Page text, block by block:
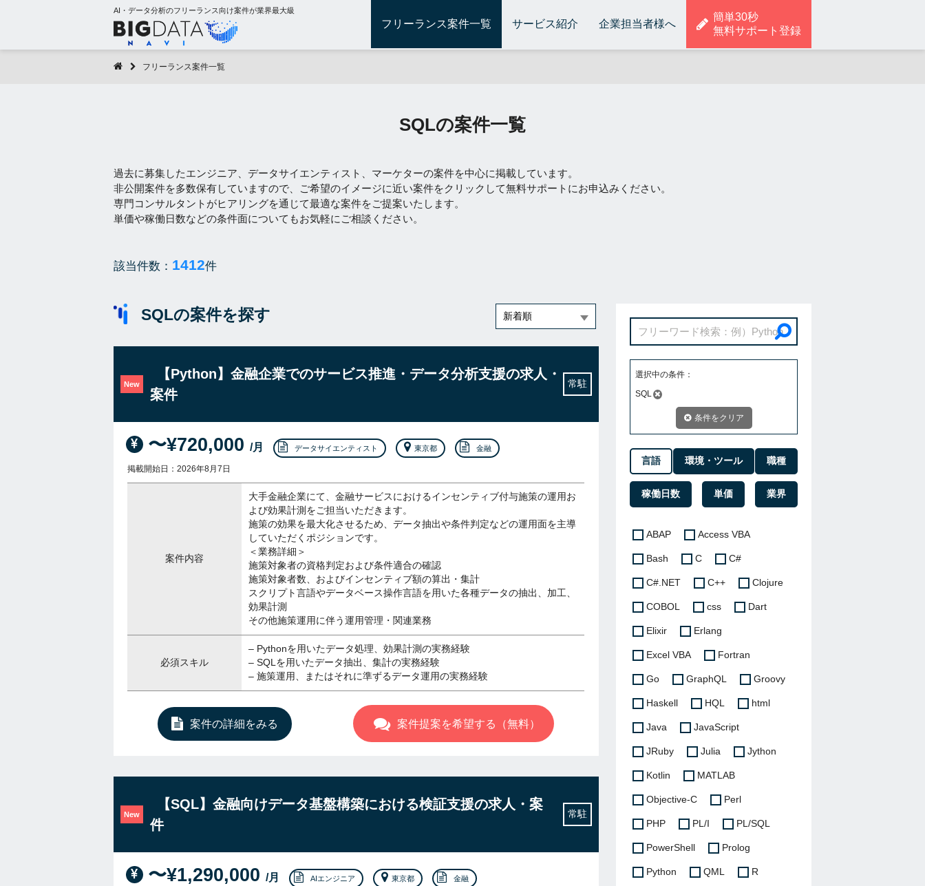
AI・データ分析のフリーランス向け案件が業界最大級
フリーランス案件一覧 サービス紹介 企業担当者様へ
簡単30秒
無料サポート登録
フリーランス案件一覧
SQLの案件一覧
過去に募集したエンジニア、データサイエンティスト、マーケターの案件を中心に掲載しています。
非公開案件を多数保有していますので、ご希望のイメージに近い案件をクリックして無料サポートにお申込みください。
専門コンサルタントがヒアリングを通じて最適な案件をご提案いたします。
単価や稼働日数などの条件面についてもお気軽にご相談ください。
該当件数： 1412件
選択中の条件：
SQL
条件をクリア
言語 環境・ツール 職種
稼働日数 単価 業界
ABAP Access VBA
Bash C C#
C#.NET C++ Clojure
COBOL css Dart
Elixir Erlang
Excel VBA Fortran
Go GraphQL Groovy
Haskell HQL html
Java JavaScript
JRuby Julia Jython
Kotlin MATLAB
Objective-C Perl
PHP PL/I PL/SQL
PowerShell Prolog
Python QML R
SQLの案件を探す
New
【Python】金融企業でのサービス推進・データ分析支援の求人・
案件
常駐
〜¥720,000 /月 データサイエンティスト 東京都 金融
掲載開始日：2026年8月7日
案件内容
大手金融企業にて、金融サービスにおけるインセンティブ付与施策の運用お
よび効果計測をご担当いただきます。
施策の効果を最大化させるため、データ抽出や条件判定などの運用面を主導
していただくポジションです。
＜業務詳細＞
施策対象者の資格判定および条件適合の確認
施策対象者数、およびインセンティブ額の算出・集計
スクリプト言語やデータベース操作言語を用いた各種データの抽出、加工、
効果計測
その他施策運用に伴う運用管理・関連業務
必須スキル
– Pythonを用いたデータ処理、効果計測の実務経験
– SQLを用いたデータ抽出、集計の実務経験
– 施策運用、またはそれに準ずるデータ運用の実務経験
案件の詳細をみる 案件提案を希望する（無料）
New
【SQL】金融向けデータ基盤構築における検証支援の求人・案
件
常駐
〜¥1,290,000 /月 AIエンジニア 東京都 金融